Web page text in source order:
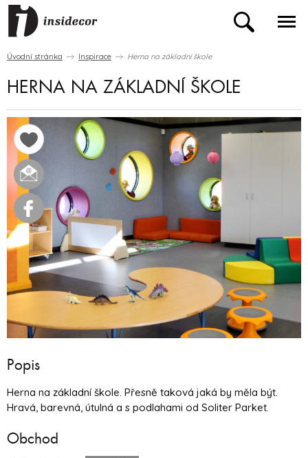
Úvodní stránka Inspirace Herna na základní škole
HERNA NA ZÁKLADNÍ ŠKOLE
Popis
Herna na základní škole. Přesně taková jaká by měla být.
Hravá, barevná, útulná a s podlahami od Soliter Parket.
Obchod